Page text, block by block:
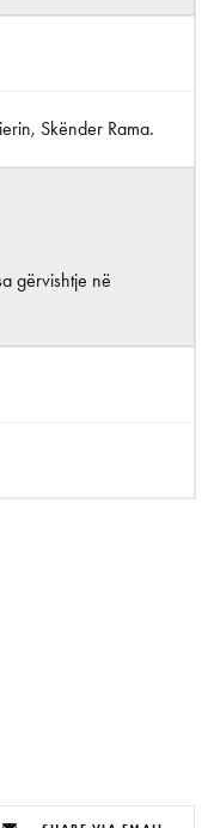
Skënder Rama.
gërvishtje në